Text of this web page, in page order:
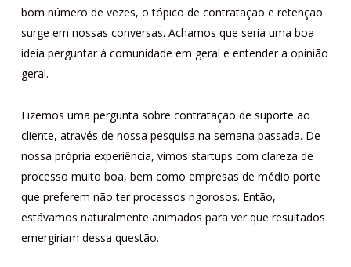
bom número de vezes, o tópico de contratação e retenção
surge em nossas conversas. Achamos que seria uma boa
ideia perguntar à comunidade em geral e entender a opinião
geral.
Fizemos uma pergunta sobre contratação de suporte ao
cliente, através de nossa pesquisa na semana passada. De
nossa própria experiência, vimos startups com clareza de
processo muito boa, bem como empresas de médio porte
que preferem não ter processos rigorosos. Então,
estávamos naturalmente animados para ver que resultados
emergiriam dessa questão.